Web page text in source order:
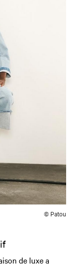
© Patou
de luxe a